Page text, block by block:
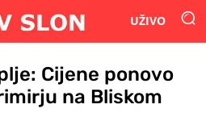
UŽIVO
Cijene ponovo
na Bliskom